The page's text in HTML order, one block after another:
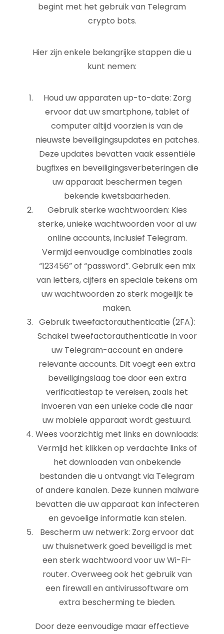
begint met het gebruik van Telegram
crypto bots.
Hier zijn enkele belangrijke stappen die u
kunt nemen:
Houd uw apparaten up-to-date: Zorg
ervoor dat uw smartphone, tablet of
computer altijd voorzien is van de
nieuwste beveiligingsupdates en patches.
Deze updates bevatten vaak essentiële
bugfixes en beveiligingsverbeteringen die
uw apparaat beschermen tegen
bekende kwetsbaarheden.
Gebruik sterke wachtwoorden: Kies
sterke, unieke wachtwoorden voor al uw
online accounts, inclusief Telegram.
Vermijd eenvoudige combinaties zoals
“123456” of “password”. Gebruik een mix
van letters, cijfers en speciale tekens om
uw wachtwoorden zo sterk mogelijk te
maken.
Gebruik tweefactorauthenticatie (2FA):
Schakel tweefactorauthenticatie in voor
uw Telegram-account en andere
relevante accounts. Dit voegt een extra
beveiligingslaag toe door een extra
verificatiestap te vereisen, zoals het
invoeren van een unieke code die naar
uw mobiele apparaat wordt gestuurd.
Wees voorzichtig met links en downloads:
Vermijd het klikken op verdachte links of
het downloaden van onbekende
bestanden die u ontvangt via Telegram
of andere kanalen. Deze kunnen malware
bevatten die uw apparaat kan infecteren
en gevoelige informatie kan stelen.
Bescherm uw netwerk: Zorg ervoor dat
uw thuisnetwerk goed beveiligd is met
een sterk wachtwoord voor uw Wi-Fi-
router. Overweeg ook het gebruik van
een firewall en antivirussoftware om
extra bescherming te bieden.
Door deze eenvoudige maar effectieve